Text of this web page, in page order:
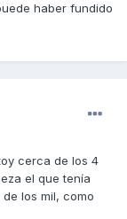
haber fundido
cerca de los 4
el que tenía
los mil, como